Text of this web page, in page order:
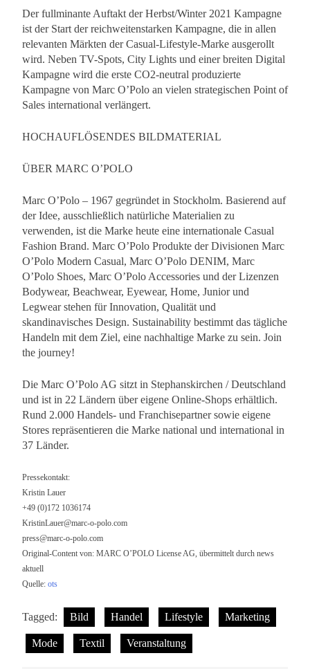
Der fullminante Auftakt der Herbst/Winter 2021 Kampagne
ist der Start der reichweitenstarken Kampagne, die in allen
relevanten Märkten der Casual-Lifestyle-Marke ausgerollt
wird. Neben TV-Spots, City Lights und einer breiten Digital
Kampagne wird die erste CO2-neutral produzierte
Kampagne von Marc O’Polo an vielen strategischen Point of
Sales international verlängert.
HOCHAUFLÖSENDES BILDMATERIAL
ÜBER MARC O’POLO
Marc O’Polo – 1967 gegründet in Stockholm. Basierend auf
der Idee, ausschließlich natürliche Materialien zu
verwenden, ist die Marke heute eine internationale Casual
Fashion Brand. Marc O’Polo Produkte der Divisionen Marc
O’Polo Modern Casual, Marc O’Polo DENIM, Marc
O’Polo Shoes, Marc O’Polo Accessories und der Lizenzen
Bodywear, Beachwear, Eyewear, Home, Junior und
Legwear stehen für Innovation, Qualität und
skandinavisches Design. Sustainability bestimmt das tägliche
Handeln mit dem Ziel, eine nachhaltige Marke zu sein. Join
the journey!
Die Marc O’Polo AG sitzt in Stephanskirchen / Deutschland
und ist in 22 Ländern über eigene Online-Shops erhältlich.
Rund 2.000 Handels- und Franchisepartner sowie eigene
Stores repräsentieren die Marke national und international in
37 Länder.
Pressekontakt:
Kristin Lauer
+49 (0)172 1036174
KristinLauer@marc-o-polo.com
press@marc-o-polo.com
Original-Content von: MARC O’POLO License AG, übermittelt durch news
aktuell
Quelle: ots
Tagged: Bild Handel Lifestyle Marketing
Mode Textil Veranstaltung